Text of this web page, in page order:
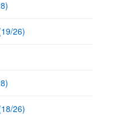
26)
26)